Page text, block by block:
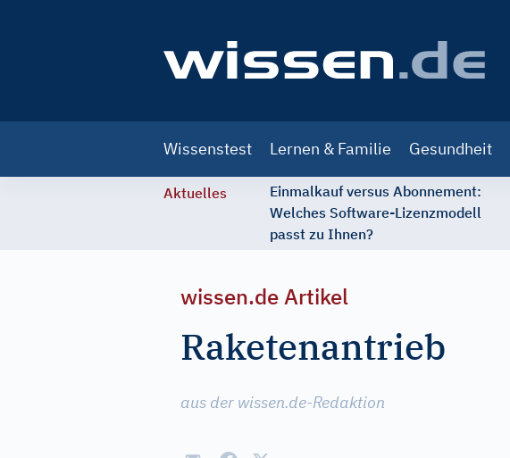
navigation
Wissenstest Lernen & Familie Gesundheit
Aktuelles
Einmalkauf versus Abonnement:
Welches Software-Lizenzmodell
passt zu Ihnen?
wissen.de Artikel
Raketenantrieb
aus der wissen.de-Redaktion